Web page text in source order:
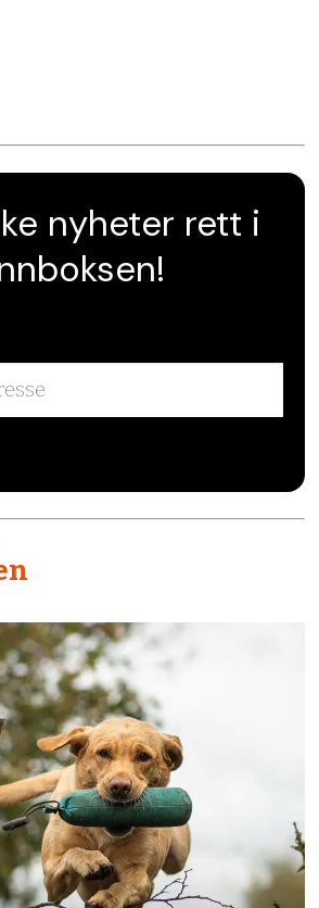
nyheter rett i